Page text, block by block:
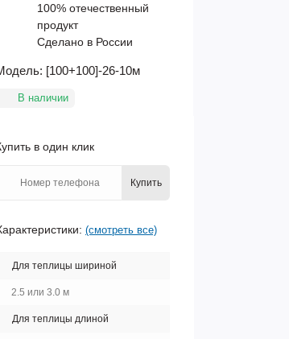
100% отечественный
продукт
Сделано в России
[100+100]-26-10м
В наличии
в один клик
Купить
(смотреть все)
Для теплицы шириной
2.5 или 3.0 м
Для теплицы длиной